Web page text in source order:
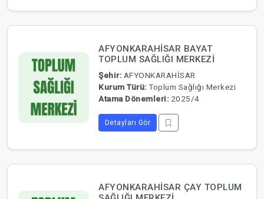
AFYONKARAHİSAR BAYAT
TOPLUM SAĞLIĞI MERKEZİ
Şehir: AFYONKARAHİSAR
Kurum Türü: Toplum Sağlığı Merkezi
Atama Dönemleri: 2025/4
Detayları Gör
AFYONKARAHİSAR ÇAY TOPLUM